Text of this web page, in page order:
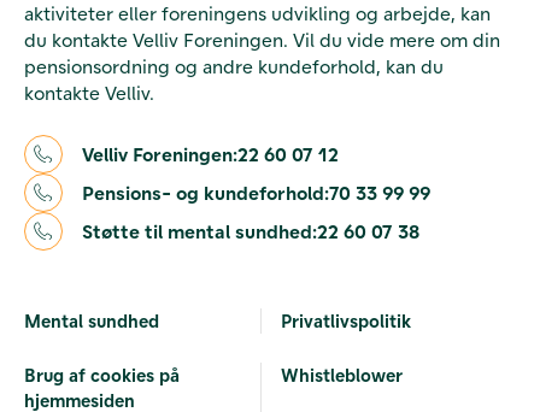
aktiviteter eller foreningens udvikling og arbejde, kan
du kontakte Velliv Foreningen. Vil du vide mere om din
pensionsordning og andre kundeforhold, kan du
kontakte Velliv.
Velliv Foreningen:22 60 07 12
Pensions- og kundeforhold:70 33 99 99
Støtte til mental sundhed:22 60 07 38
Mental sundhed Privatlivspolitik
Brug af cookies på
hjemmesiden
Whistleblower